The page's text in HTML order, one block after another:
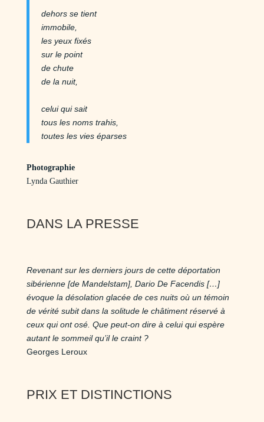
dehors se tient
immobile,
les yeux fixés
sur le point
de chute
de la nuit,
celui qui sait
tous les noms trahis,
toutes les vies éparses
Photographie
Lynda Gauthier
DANS LA PRESSE
Revenant sur les derniers jours de cette déportation
sibérienne [de Mandelstam], Dario De Facendis […]
évoque la désolation glacée de ces nuits où un témoin
de vérité subit dans la solitude le châtiment réservé à
ceux qui ont osé. Que peut-on dire à celui qui espère
autant le sommeil qu’il le craint ?
Georges Leroux
PRIX ET DISTINCTIONS